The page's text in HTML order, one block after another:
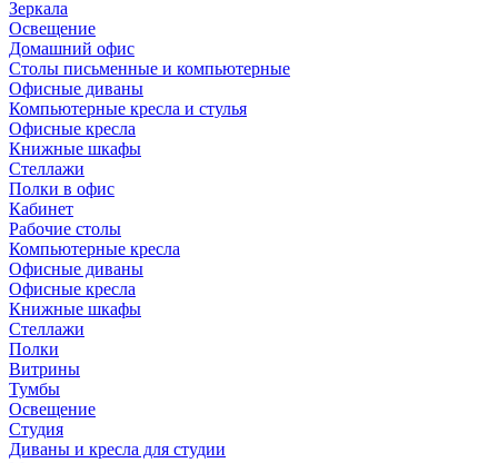
Зеркала
Освещение
Домашний офис
Столы письменные и компьютерные
Офисные диваны
Компьютерные кресла и стулья
Офисные кресла
Книжные шкафы
Стеллажи
Полки в офис
Кабинет
Рабочие столы
Компьютерные кресла
Офисные диваны
Офисные кресла
Книжные шкафы
Стеллажи
Полки
Витрины
Тумбы
Освещение
Студия
Диваны и кресла для студии